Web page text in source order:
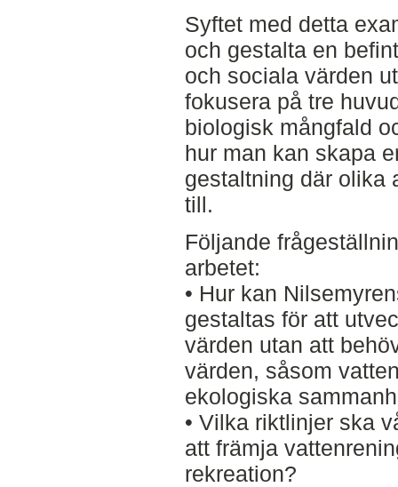
Syftet med detta
och gestalta en
och sociala värden
fokusera på tre
biologisk mångfald
hur man kan skapa
gestaltning där olika
till.
Följande
arbetet:
• Hur kan
gestaltas för att
värden utan att
värden, såsom
ekologiska
• Vilka riktlinjer ska
att främja
rekreation?